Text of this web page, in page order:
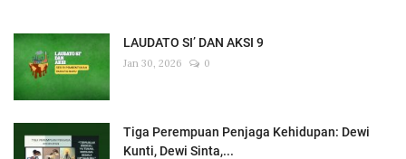
LAUDATO SI’ DAN AKSI 9
Jan 30, 2026 0
Tiga Perempuan Penjaga Kehidupan: Dewi
Kunti, Dewi Sinta,...